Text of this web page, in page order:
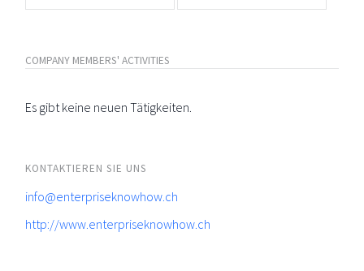
COMPANY MEMBERS' ACTIVITIES
Es gibt keine neuen Tätigkeiten.
KONTAKTIEREN SIE UNS
info@enterpriseknowhow.ch
http://www.enterpriseknowhow.ch